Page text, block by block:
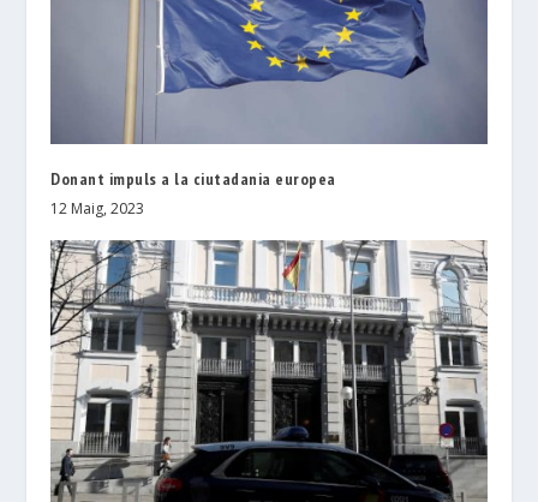
Donant impuls a la ciutadania europea
12 Maig, 2023